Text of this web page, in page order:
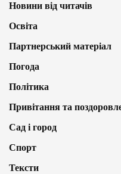
Новини від читачів
Освіта
Партнерський матеріал
Погода
Політика
Привітання та
Сад і город
Спорт
Тексти